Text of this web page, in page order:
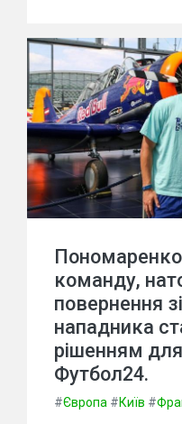
команду,
повернення
нападника
рішенням
Футбол24.
#Європа #Київ #